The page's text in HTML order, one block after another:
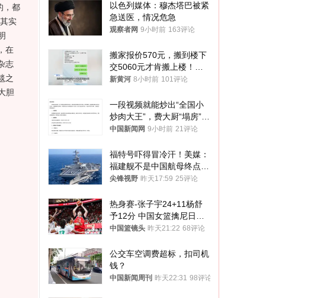
，都
实
在
志
之
胆
以色列媒体：穆杰塔巴被紧
急送医，情况危急
观察者网 9小时前 163评论
搬家报价570元，搬到楼下
交5060元才肯搬上楼！女
子傻眼了……
新黄河 8小时前 101评论
一段视频就能炒出“全国小
炒肉大王”，费大厨“塌房”了
吗？
中国新闻网 9小时前 21评论
福特号吓得冒冷汗！美媒：
福建舰不是中国航母终点，
而是新起点！
尖锋视野 昨天17:59 25评论
热身赛-张子宇24+11杨舒
予12分 中国女篮擒尼日利
亚
中国篮镜头 昨天21:22 68评论
公交车空调费超标，扣司机
钱？
中国新闻周刊 昨天22:31 98评论